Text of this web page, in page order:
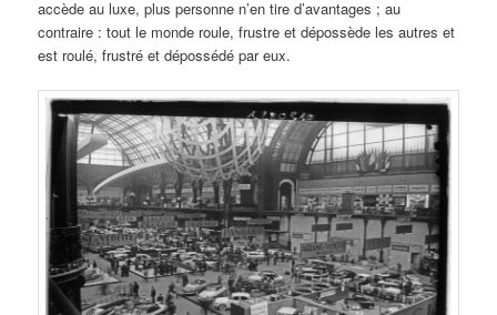
accède au luxe, plus personne n’en tire d’avantages ; au
contraire : tout le monde roule, frustre et dépossède les autres et
est roulé, frustré et dépossédé par eux.